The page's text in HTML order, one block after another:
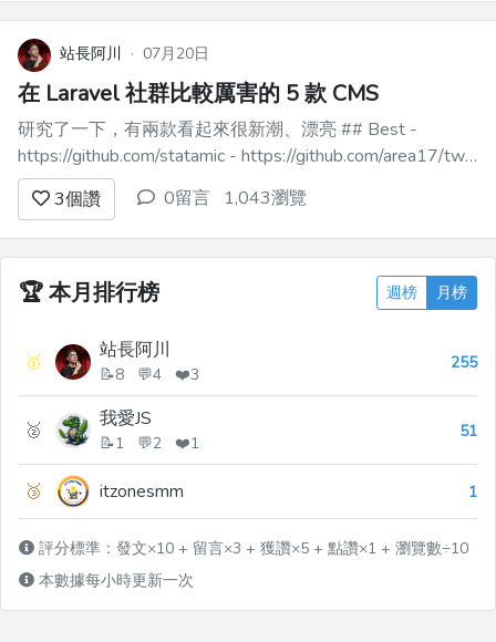
站長阿川 · 07月20日
在 Laravel 社群比較厲害的 5 款 CMS
研究了一下，有兩款看起來很新潮、漂亮 ## Best -
https://github.com/statamic - https://github.com/area17/twill
另外有幾款比較老牌的，感覺生態系、各種功能也滿成熟的
## Others - http...
3個讚 0留言 1,043瀏覽
🏆本月排行榜 週榜 月榜
🥇 站長阿川
📝8 💬4 ❤️3
255
🥈 我愛JS
📝1 💬2 ❤️1
51
🥉 itzonesmm 1
評分標準：發文×10 + 留言×3 + 獲讚×5 + 點讚×1 + 瀏覽數÷10
本數據每小時更新一次